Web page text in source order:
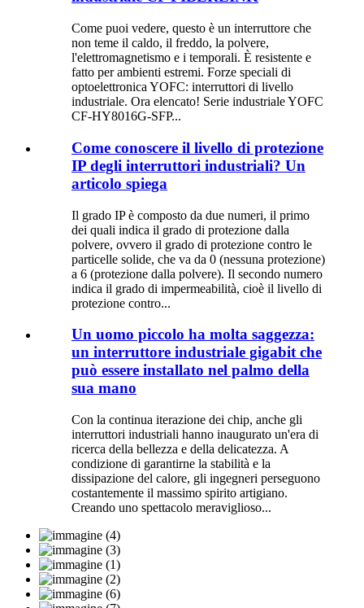
Come puoi vedere, questo è un interruttore che
non teme il caldo, il freddo, la polvere,
l'elettromagnetismo e i temporali. È resistente e
fatto per ambienti estremi. Forze speciali di
optoelettronica YOFC: interruttori di livello
industriale. Ora elencato! Serie industriale YOFC
CF-HY8016G-SFP...
Come conoscere il livello di protezione
IP degli interruttori industriali? Un
articolo spiega
Il grado IP è composto da due numeri, il primo
dei quali indica il grado di protezione dalla
polvere, ovvero il grado di protezione contro le
particelle solide, che va da 0 (nessuna protezione)
a 6 (protezione dalla polvere). Il secondo numero
indica il grado di impermeabilità, cioè il livello di
protezione contro...
Un uomo piccolo ha molta saggezza:
un interruttore industriale gigabit che
può essere installato nel palmo della
sua mano
Con la continua iterazione dei chip, anche gli
interruttori industriali hanno inaugurato un'era di
ricerca della bellezza e della delicatezza. A
condizione di garantirne la stabilità e la
dissipazione del calore, gli ingegneri perseguono
costantemente il massimo spirito artigiano.
Creando uno spettacolo meraviglioso...